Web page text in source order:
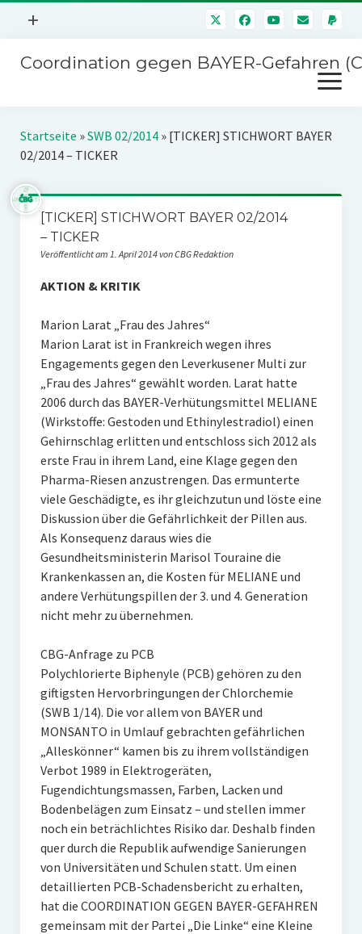
Menü
+
Mitmachen
Über uns
Kontakt
Impressum
Störfälle
Coordination gegen BAYER-Gefahren
Menü
öffnen
Kampagnen
Stichwort BAYER
Jahrestagung
Startseite »SWB 02/2014» [TICKER] STICHWORT BAYER
02/2014 – TICKER
[TICKER] STICHWORT BAYER 02/2014
– TICKER
Veröffentlicht am 1. April 2014 von CBG Redaktion
AKTION & KRITIK
Marion Larat „Frau des Jahres“
Marion Larat ist in Frankreich wegen ihres
Engagements gegen den Leverkusener Multi zur
„Frau des Jahres“ gewählt worden. Larat hatte
2006 durch das BAYER-Verhütungsmittel MELIANE
(Wirkstoffe: Gestoden und Ethinylestradiol) einen
Gehirnschlag erlitten und entschloss sich 2012 als
erste Frau in ihrem Land, eine Klage gegen den
Pharma-Riesen anzustrengen. Das ermunterte
viele Geschädigte, es ihr gleichzutun und löste eine
Diskussion über die Gefährlichkeit der Pillen aus.
Als Konsequenz daraus wies die
Gesundheitsministerin Marisol Touraine die
Krankenkassen an, die Kosten für MELIANE und
andere Verhütungspillen der 3. und 4. Generation
nicht mehr zu übernehmen.
CBG-Anfrage zu PCB
Polychlorierte Biphenyle (PCB) gehören zu den
giftigsten Hervorbringungen der Chlorchemie
(SWB 1/14). Die vor allem von BAYER und
MONSANTO in Umlauf gebrachten gefährlichen
„Alleskönner“ kamen bis zu ihrem vollständigen
Verbot 1989 in Elektrogeräten,
Fugendichtungsmassen, Farben, Lacken und
Bodenbelägen zum Einsatz – und stellen immer
noch ein beträchlichtes Risiko dar. Deshalb finden
quer durch die Republik aufwendige Sanierungen
von Universitäten und Schulen statt. Um einen
detaillierten PCB-Schadensbericht zu erhalten,
hat die COORDINATION GEGEN BAYER-GEFAHREN
gemeinsam mit der Partei „Die Linke“ eine Kleine